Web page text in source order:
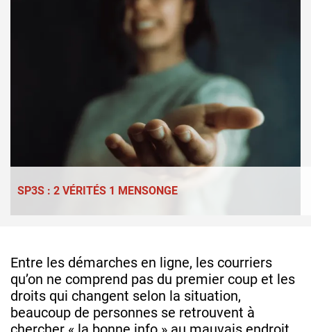
SP3S : 2 VÉRITÉS 1 MENSONGE
Entre les démarches en ligne, les courriers
qu’on ne comprend pas du premier coup et les
droits qui changent selon la situation,
beaucoup de personnes se retrouvent à